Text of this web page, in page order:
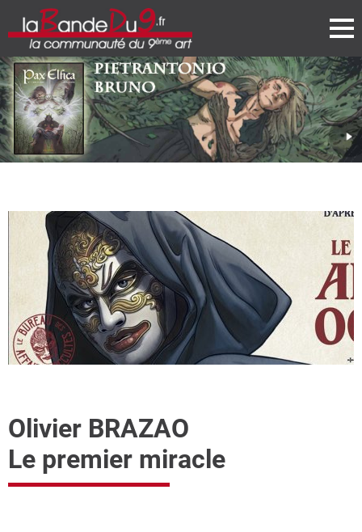
Olivier BRAZAO
Le premier miracle